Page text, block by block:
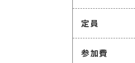
定員
参加費